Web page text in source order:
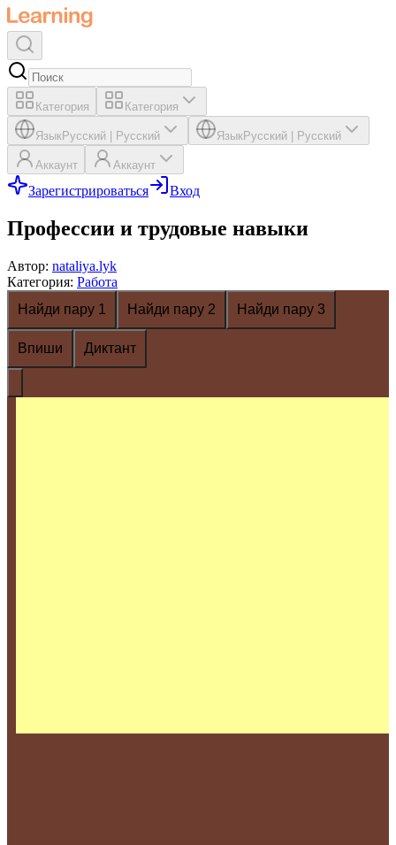
Категория Категория
ЯзыкРусский Русский ЯзыкРусский Русский
Аккаунт Аккаунт
Зарегистрироваться Вход
Профессии и трудовые навыки
Автор: nataliya.lyk
Категория: Работа
Найди пару 1
Найди пару 2 Найди пару 3
Впиши Диктант